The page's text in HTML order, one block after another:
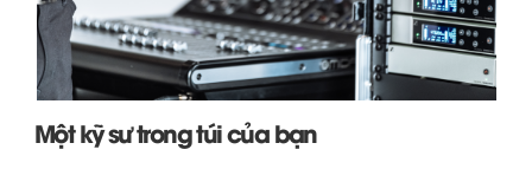
Một kỹ sư trong túi của bạn